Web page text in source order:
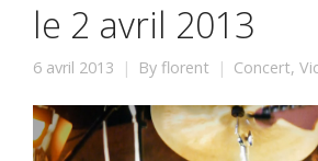
le 2 avril 2013
6 avril 2013 By florent Concert,